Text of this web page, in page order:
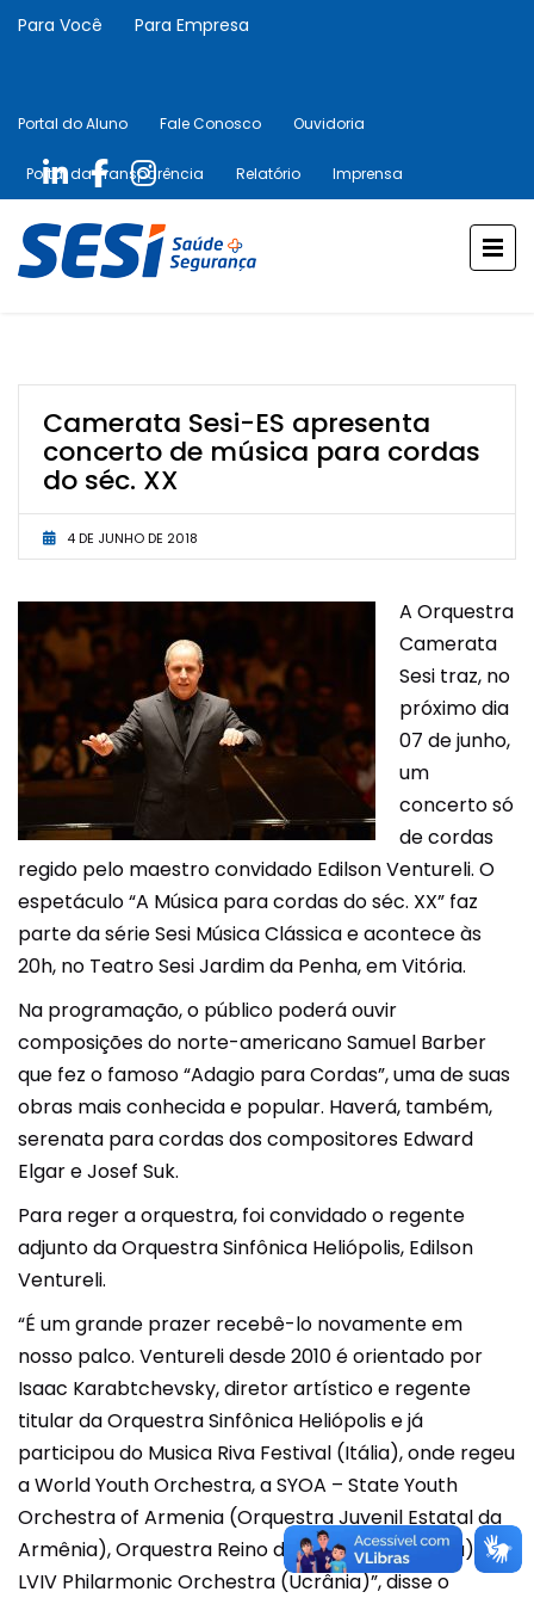
Para Você Para Empresa
Portal do Aluno Fale Conosco Ouvidoria
Portal da Transparência Relatório Imprensa
Camerata Sesi-ES apresenta
concerto de música para cordas
do séc. XX
4 DE JUNHO DE 2018
A Orquestra
Camerata
Sesi traz, no
próximo dia
07 de junho,
um
concerto só
de cordas
regido pelo maestro convidado Edilson Ventureli. O
espetáculo “A Música para cordas do séc. XX” faz
parte da série Sesi Música Clássica e acontece às
20h, no Teatro Sesi Jardim da Penha, em Vitória.
Na programação, o público poderá ouvir
composições do norte-americano Samuel Barber
que fez o famoso “Adagio para Cordas”, uma de suas
obras mais conhecida e popular. Haverá, também,
serenata para cordas dos compositores Edward
Elgar e Josef Suk.
Para reger a orquestra, foi convidado o regente
adjunto da Orquestra Sinfônica Heliópolis, Edilson
Ventureli.
“É um grande prazer recebê-lo novamente em
nosso palco. Ventureli desde 2010 é orientado por
Isaac Karabtchevsky, diretor artístico e regente
titular da Orquestra Sinfônica Heliópolis e já
participou do Musica Riva Festival (Itália), onde regeu
a World Youth Orchestra, a SYOA – State Youth
Orchestra of Armenia (Orquestra Juvenil Estatal da
Armênia), Orquestra Reino de Aragón (Espanha) e
LVIV Philarmonic Orchestra (Ucrânia)”, disse o